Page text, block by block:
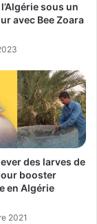
sous un
avec Bee Zoara
des larves de
booster
en Algérie
2021